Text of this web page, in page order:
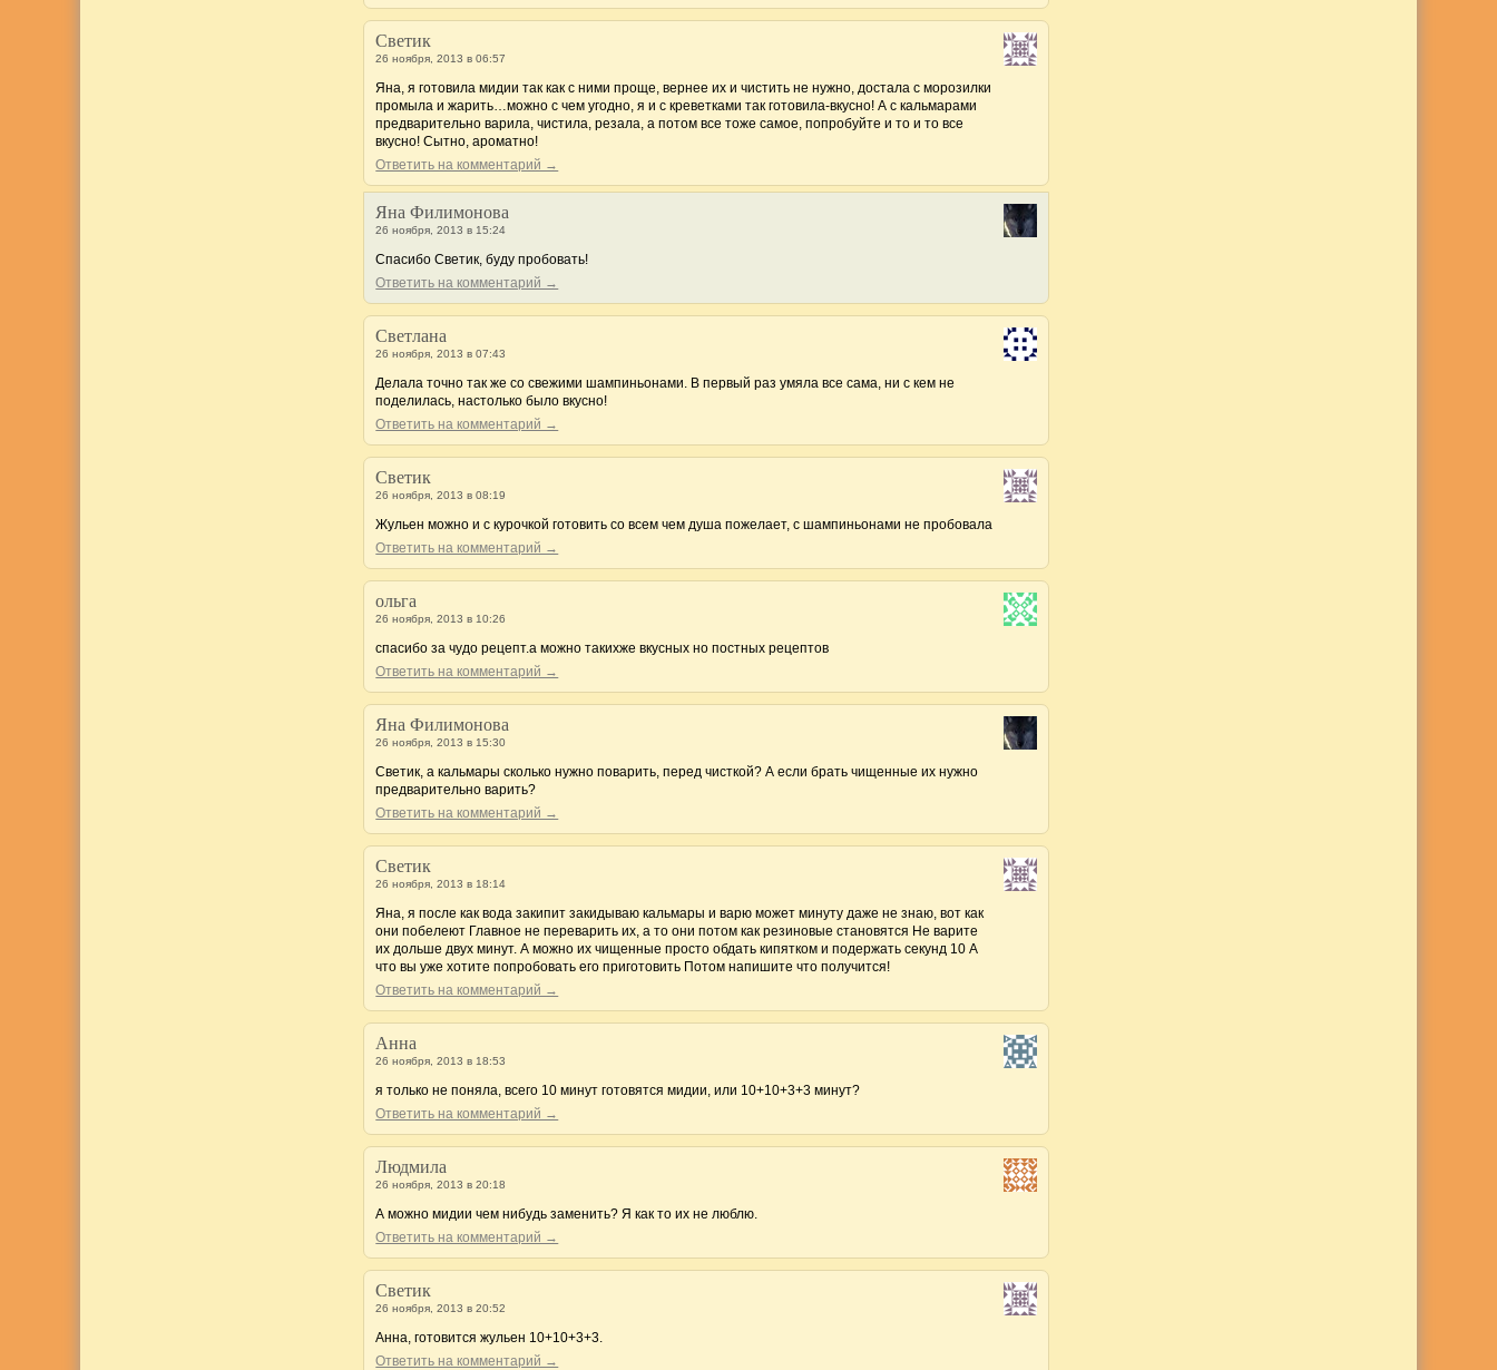
Светик
26 ноября, 2013 в 06:57
Яна, я готовила мидии так как с ними проще, вернее их и чистить не нужно, достала с морозилки
промыла и жарить…можно с чем угодно, я и с креветками так готовила-вкусно! А с кальмарами
предварительно варила, чистила, резала, а потом все тоже самое, попробуйте и то и то все
вкусно! Сытно, ароматно!
Ответить на комментарий →
Яна Филимонова
26 ноября, 2013 в 15:24
Спасибо Светик, буду пробовать!
Ответить на комментарий →
Светлана
26 ноября, 2013 в 07:43
Делала точно так же со свежими шампиньонами. В первый раз умяла все сама, ни с кем не
поделилась, настолько было вкусно!
Ответить на комментарий →
Светик
26 ноября, 2013 в 08:19
Жульен можно и с курочкой готовить со всем чем душа пожелает, с шампиньонами не пробовала
Ответить на комментарий →
ольга
26 ноября, 2013 в 10:26
спасибо за чудо рецепт.а можно такихже вкусных но постных рецептов
Ответить на комментарий →
Яна Филимонова
26 ноября, 2013 в 15:30
Светик, а кальмары сколько нужно поварить, перед чисткой? А если брать чищенные их нужно
предварительно варить?
Ответить на комментарий →
Светик
26 ноября, 2013 в 18:14
Яна, я после как вода закипит закидываю кальмары и варю может минуту даже не знаю, вот как
они побелеют Главное не переварить их, а то они потом как резиновые становятся Не варите
их дольше двух минут. А можно их чищенные просто обдать кипятком и подержать секунд 10 А
что вы уже хотите попробовать его приготовить Потом напишите что получится!
Ответить на комментарий →
Анна
26 ноября, 2013 в 18:53
я только не поняла, всего 10 минут готовятся мидии, или 10+10+3+3 минут?
Ответить на комментарий →
Людмила
26 ноября, 2013 в 20:18
А можно мидии чем нибудь заменить? Я как то их не люблю.
Ответить на комментарий →
Светик
26 ноября, 2013 в 20:52
Анна, готовится жульен 10+10+3+3.
Ответить на комментарий →